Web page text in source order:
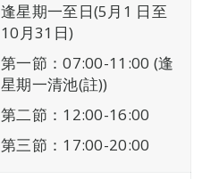
逢星期一至日(5月1 日至
10月31日)
第一節：07:00-11:00 (逢
星期一清池(註))
第二節：12:00-16:00
第三節：17:00-20:00